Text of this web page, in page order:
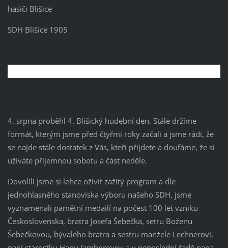
hasiči Blišice
SDH Blišice 1905
4. srpna proběhl 4. Blišický hudební den. Stále držíme
formát, kterým jsme před čtyřmi roky začali a jsme rádi, že
se najde stále dostatek z Vás, kteří přijdete a doufáme, že si
užíváte příjemnou sobotu a část neděle.
Dovolili jsme si lehce oživit zažitý program a dle
jednohlasného stanoviska výboru našeho SDH, jsme
vyznamenali pamětní medailí na počest 100 let vzniku
Československa, bratra Josefa Šebečka, setru Boženu
Šebečkovou, bývalého bratra a sestru manžele Lechnerovi,